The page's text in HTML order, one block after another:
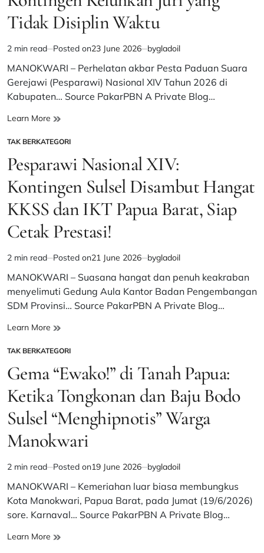
Orang
Tua
Diminta
Dukung
Optimalisasi
Pendidikan
Tidak Disiplin Waktu
Estimated
read
time
2 min read Posted on23 June 2026 bygladoil
MANOKWARI – Perhelatan akbar Pesta Paduan Suara
Gerejawi (Pesparawi) Nasional XIV Tahun 2026 di
Kabupaten… Source PakarPBN A Private Blog…
Learn More Pesparawi
Manokwari
Kontingen
Juri
yang
Tidak
Disiplin
Waktu
POSTED
IN
TAK BERKATEGORI
Pesparawi Nasional XIV:
Kontingen Sulsel Disambut Hangat
KKSS dan IKT Papua Barat, Siap
Cetak Prestasi!
Estimated
read
time
2 min read Posted on21 June 2026 bygladoil
MANOKWARI – Suasana hangat dan penuh keakraban
menyelimuti Gedung Aula Kantor Badan Pengembangan
SDM Provinsi… Source PakarPBN A Private Blog…
Learn More Pesparawi
XIV:
Kontingen
Sulsel
Disambut
Hangat
KKSS
dan
IKT
Papua
Barat,
Cetak
Prestasi!
POSTED
IN
TAK BERKATEGORI
Gema “Ewako!” di Tanah Papua:
Ketika Tongkonan dan Baju Bodo
Sulsel “Menghipnotis” Warga
Manokwari
Estimated
read
time
2 min read Posted on19 June 2026 bygladoil
MANOKWARI – Kemeriahan luar biasa membungkus
Kota Manokwari, Papua Barat, pada Jumat (19/6/2026)
sore. Karnaval… Source PakarPBN A Private Blog…
Learn More Gema